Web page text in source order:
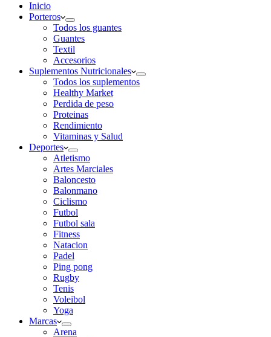
Inicio
Porteros
Todos los guantes
Guantes
Textil
Accesorios
Suplementos Nutricionales
Todos los suplementos
Healthy Market
Perdida de peso
Proteinas
Rendimiento
Vitaminas y Salud
Deportes
Atletismo
Artes Marciales
Baloncesto
Balonmano
Ciclismo
Futbol
Futbol sala
Fitness
Natacion
Padel
Ping pong
Rugby
Tenis
Voleibol
Yoga
Marcas
Arena